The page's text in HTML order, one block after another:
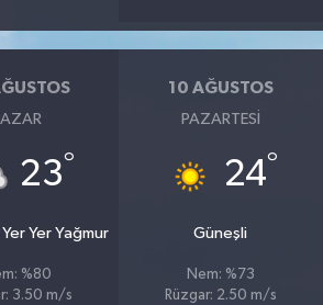
23°
Yer Yağmur
%80
3.50 m/s
10 AĞUSTOS
PAZARTESI
24°
Güneşli
Nem: %73
Rüzgar: 2.50 m/s